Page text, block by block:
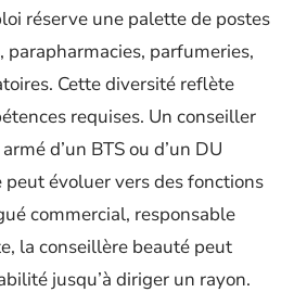
réserve une palette de postes
parapharmacies, parfumeries,
Cette diversité reflète
requises. Un conseiller
d’un BTS ou d’un DU
évoluer vers des fonctions
commercial, responsable
la conseillère beauté peut
jusqu’à diriger un rayon.